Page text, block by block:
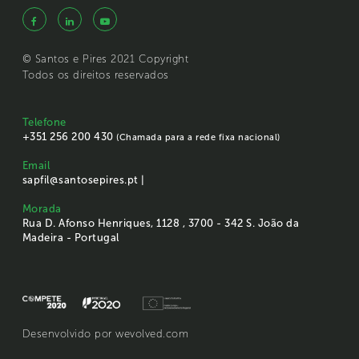
© Santos e Pires 2021 Copyright
Todos os direitos reservados
Telefone
+351 256 200 430(Chamada para a rede fixa nacional)
Email
sapfil@santosepires.pt |
Morada
Rua D. Afonso Henriques, 1128 , 3700 - 342 S. João da
Madeira - Portugal
Desenvolvido porwevolved.com